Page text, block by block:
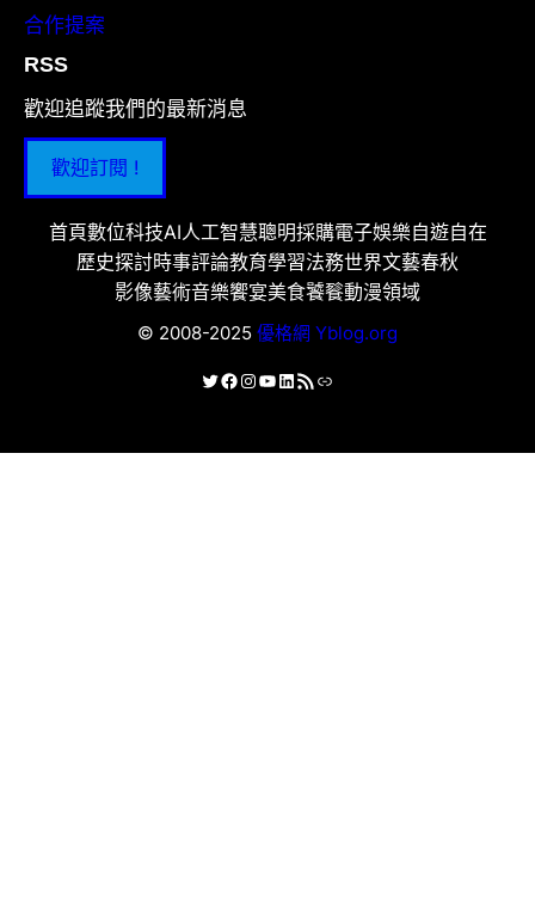
合作提案
RSS
歡迎追蹤我們的最新消息
歡迎訂閱 !
首頁數位科技AI人工智慧聰明採購電子娛樂自遊自在
歷史探討時事評論教育學習法務世界文藝春秋
影像藝術音樂饗宴美食饕餮動漫領域
© 2008-2025 優格網 Yblog.org
X Facebook
Instagram
YouTube
LinkedIn
RSS 資訊提供連結